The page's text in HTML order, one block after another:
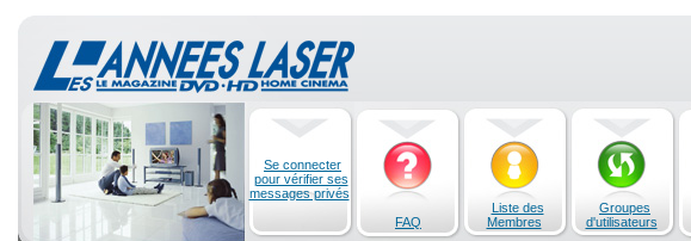
Se connecter
pour vérifier ses
messages privés
FAQ
Liste des
Membres
Groupes
d'utilisateurs